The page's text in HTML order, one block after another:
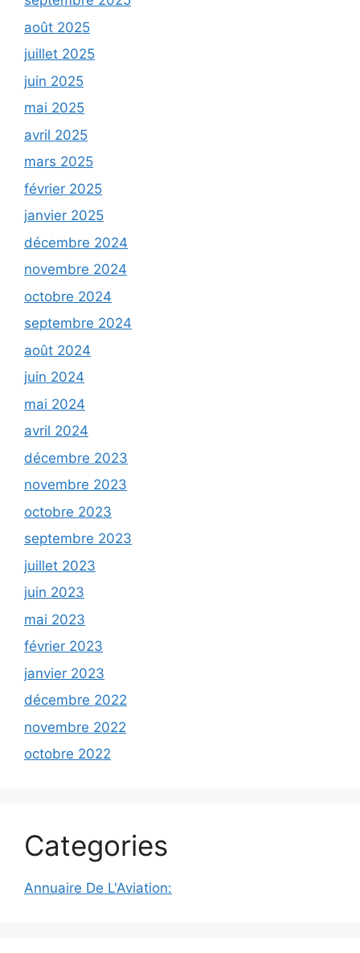
août 2025
juillet 2025
juin 2025
mai 2025
avril 2025
mars 2025
février 2025
janvier 2025
décembre 2024
novembre 2024
octobre 2024
septembre 2024
août 2024
juin 2024
mai 2024
avril 2024
décembre 2023
novembre 2023
octobre 2023
septembre 2023
juillet 2023
juin 2023
mai 2023
février 2023
janvier 2023
décembre 2022
novembre 2022
octobre 2022
Categories
Annuaire De L'Aviation: